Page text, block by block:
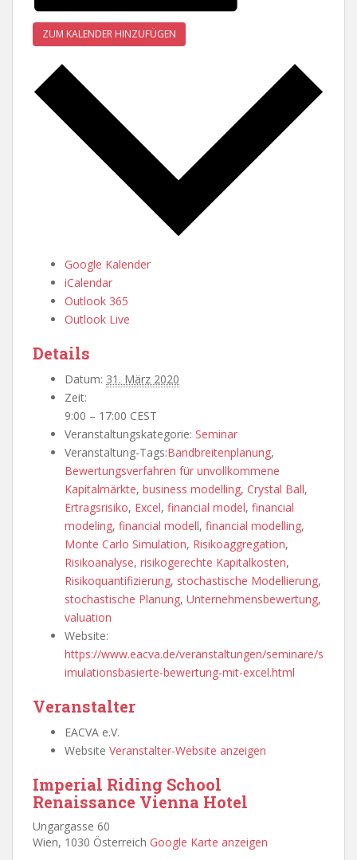
ZUM KALENDER HINZUFÜGEN
Google Kalender
iCalendar
Outlook 365
Outlook Live
Details
Datum: 31. März 2020
Zeit:
9:00 – 17:00 CEST
Veranstaltungskategorie: Seminar
Veranstaltung-Tags:Bandbreitenplanung,
Bewertungsverfahren für unvollkommene
Kapitalmärkte, business modelling, Crystal Ball,
Ertragsrisiko, Excel, financial model, financial
modeling, financial modell, financial modelling,
Monte Carlo Simulation, Risikoaggregation,
Risikoanalyse, risikogerechte Kapitalkosten,
Risikoquantifizierung, stochastische Modellierung,
stochastische Planung, Unternehmensbewertung,
valuation
Website:
https://www.eacva.de/veranstaltungen/seminare/s
imulationsbasierte-bewertung-mit-excel.html
Veranstalter
EACVA e.V.
Website Veranstalter-Website anzeigen
Imperial Riding School
Renaissance Vienna Hotel
Ungargasse 60
Wien, 1030 Österreich Google Karte anzeigen